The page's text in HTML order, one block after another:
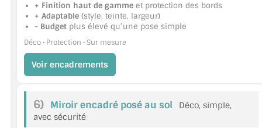
+ Finition haut de gamme et protection des bords
+ Adaptable (style, teinte, largeur)
- Budget plus élevé qu’une pose simple
Déco • Protection • Sur mesure
Voir encadrements
6) Miroir encadré posé au sol
Déco, simple,
avec sécurité